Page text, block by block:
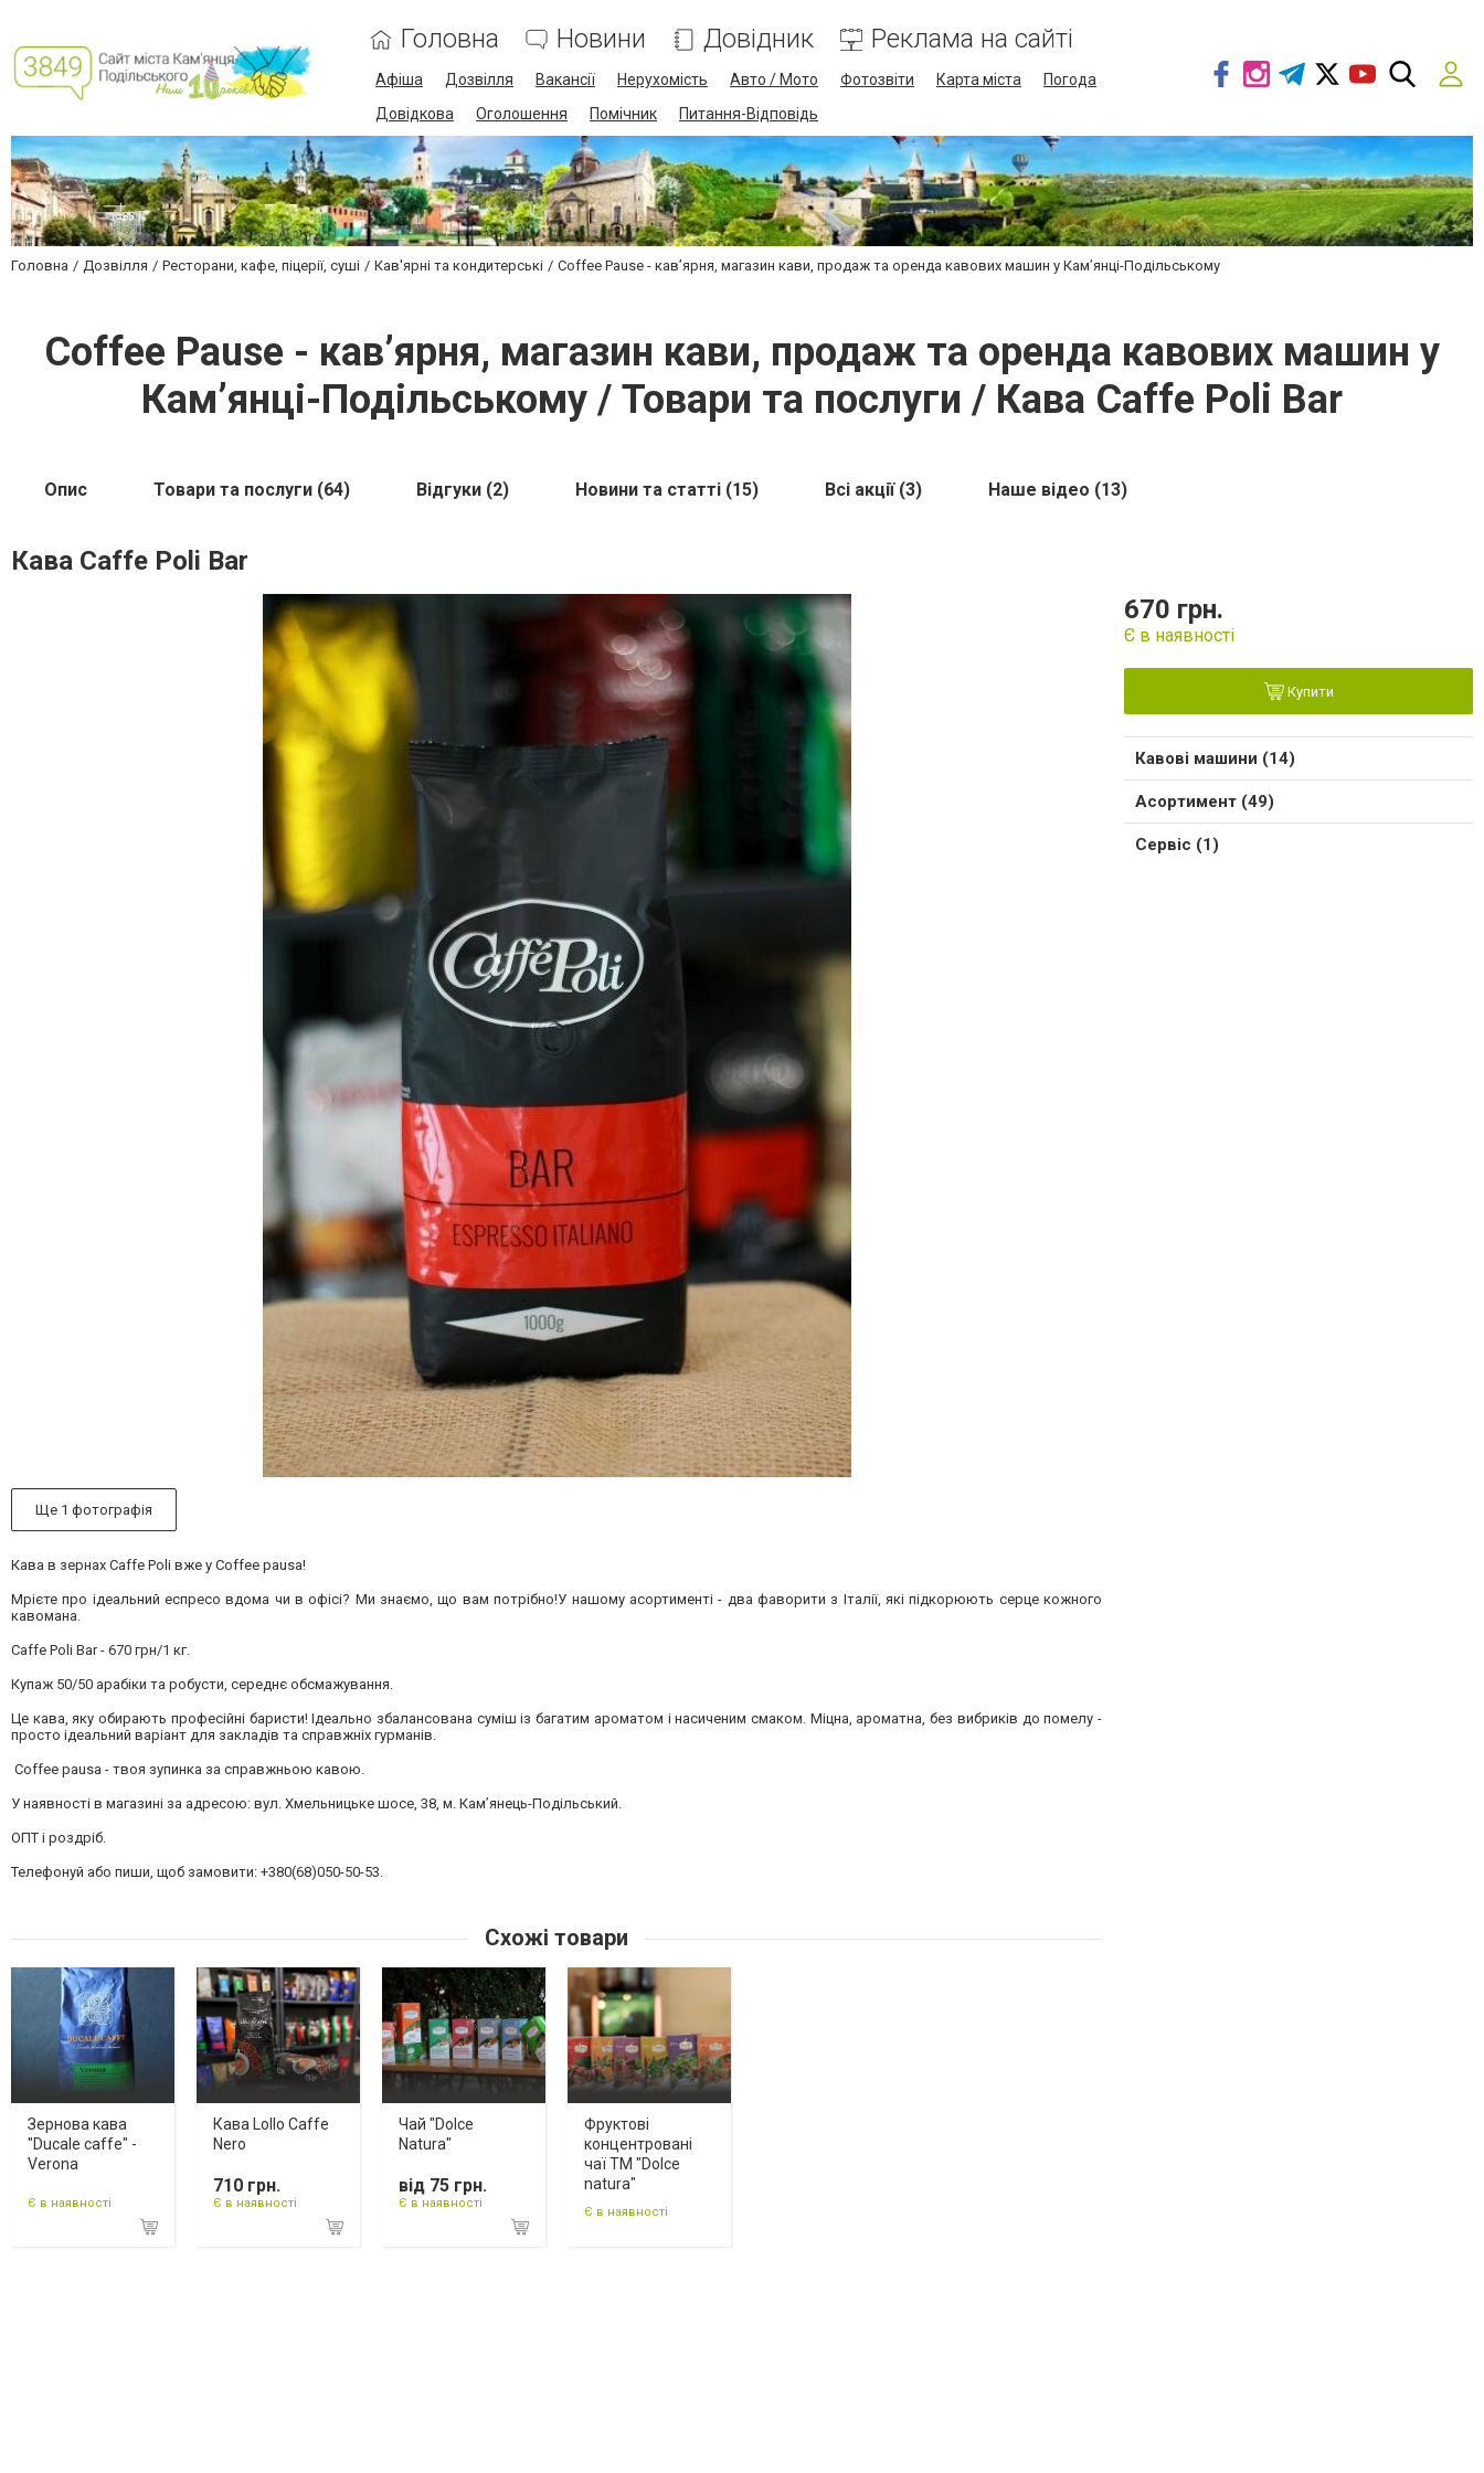
Головна Новини Довідник Реклама на сайті
Афіша Дозвілля Вакансії Нерухомість Авто / Мото Фотозвіти Карта міста
Погода
Довідкова
Оголошення Помічник Питання-Відповідь
Головна Дозвілля Ресторани, кафе, піцерії, суші Кав'ярні та кондитерські Coffee Pause - кав’ярня, магазин кави, продаж та оренда кавових машин у Кам’янці-Подільському
Coffee Pause - кав’ярня, магазин кави, продаж та оренда кавових машин у
Кам’янці-Подільському / Товари та послуги / Кава Caffe Poli Bar
Опис Товари та послуги (64) Відгуки (2) Новини та статті (15) Всі акції (3) Наше відео (13)
Кава Caffe Poli Bar
Ще 1 фотографія
Кава в зернах Caffe Poli вже у Coffee pausa!
Мрієте про ідеальний еспресо вдома чи в офісі? Ми знаємо, що вам потрібно!У нашому асортименті - два фаворити з Італії, які підкорюють серце кожного
кавомана.
Caffe Poli Bar - 670 грн/1 кг.
Купаж 50/50 арабіки та робусти, середнє обсмажування.
Це кава, яку обирають професійні баристи! Ідеально збалансована суміш із багатим ароматом і насиченим смаком. Міцна, ароматна, без вибриків до помелу -
просто ідеальний варіант для закладів та справжніх гурманів.
Coffee pausa - твоя зупинка за справжньою кавою.
У наявності в магазині за адресою: вул. Хмельницьке шосе, 38, м. Кам’янець-Подільський.
ОПТ і роздріб.
Телефонуй або пиши, щоб замовити: +380(68)050-50-53.
670 грн.
Є в наявності
Купити
Кавові машини (14)
Асортимент (49)
Сервіс (1)
Схожі товари
Зернова кава
"Ducale caffe" -
Verona
Є в наявності
Кава Lollo Caffe
Nero
710 грн.
Є в наявності
Чай "Dolce
Natura"
від 75 грн.
Є в наявності
Фруктові
концентровані
чаї ТМ "Dolce
natura"
Є в наявності